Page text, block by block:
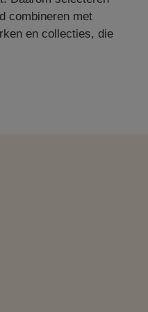
combineren met
en collecties, die